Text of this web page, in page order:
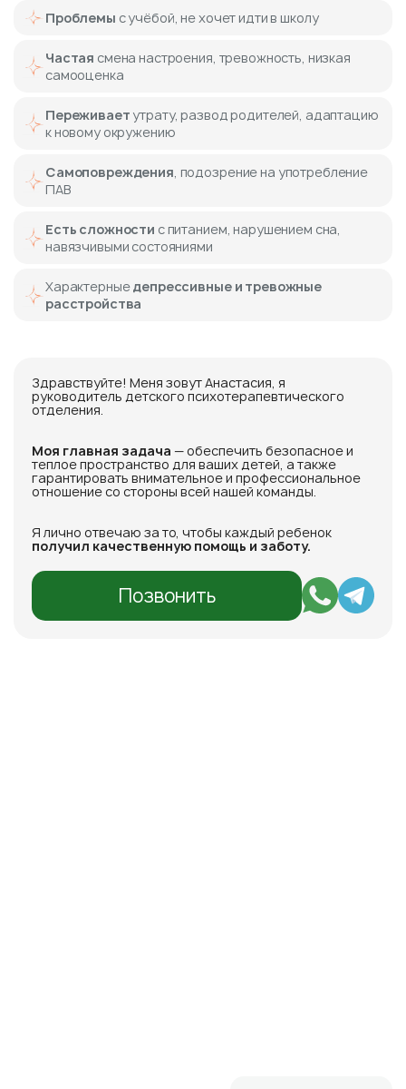
Проблемы с учёбой, не хочет идти в школу
Частая смена настроения, тревожность, низкая
самооценка
Переживает утрату, развод родителей, адаптацию
к новому окружению
Самоповреждения, подозрение на употребление
ПАВ
Есть сложности с питанием, нарушением сна,
навязчивыми состояниями
Характерныедепрессивные и тревожные
расстройства
Здравствуйте! Меня зовут Анастасия, я
руководитель детского психотерапевтического
отделения.
Моя главная задача — обеспечить безопасное и
теплое пространство для ваших детей, а также
гарантировать внимательное и профессиональное
отношение со стороны всей нашей команды.
Я лично отвечаю за то, чтобы каждый ребенок
получил качественную помощь и заботу.
Позвонить